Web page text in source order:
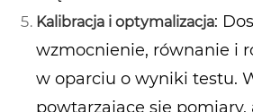
Kalibracja i optymalizacja:
wzmocnienie, równanie i
w oparciu o wyniki testu.
powtarzające się